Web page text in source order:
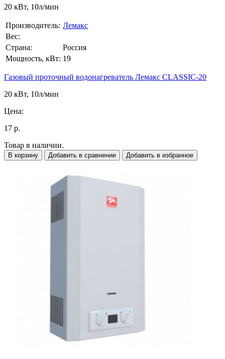
20 кВт, 10л/мин
Производитель: Лемакс
Вес:
Страна:
Россия
Мощность, кВт: 19
Газовый проточный водонагреватель Лемакс CLASSIC-20
20 кВт, 10л/мин
Цена:
17 р.
Товар в наличии.
В корзину Добавить в сравнение Добавить в избранное